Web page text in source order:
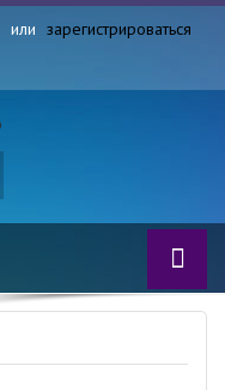
или зарегистрироваться